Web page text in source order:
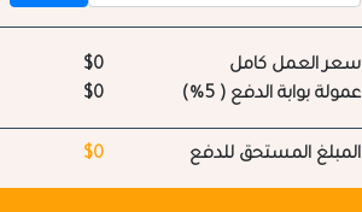
سعر العمل كامل
$0
عمولة بوابة الدفع ( 5%)
$0
المبلغ المستحق للدفع $0